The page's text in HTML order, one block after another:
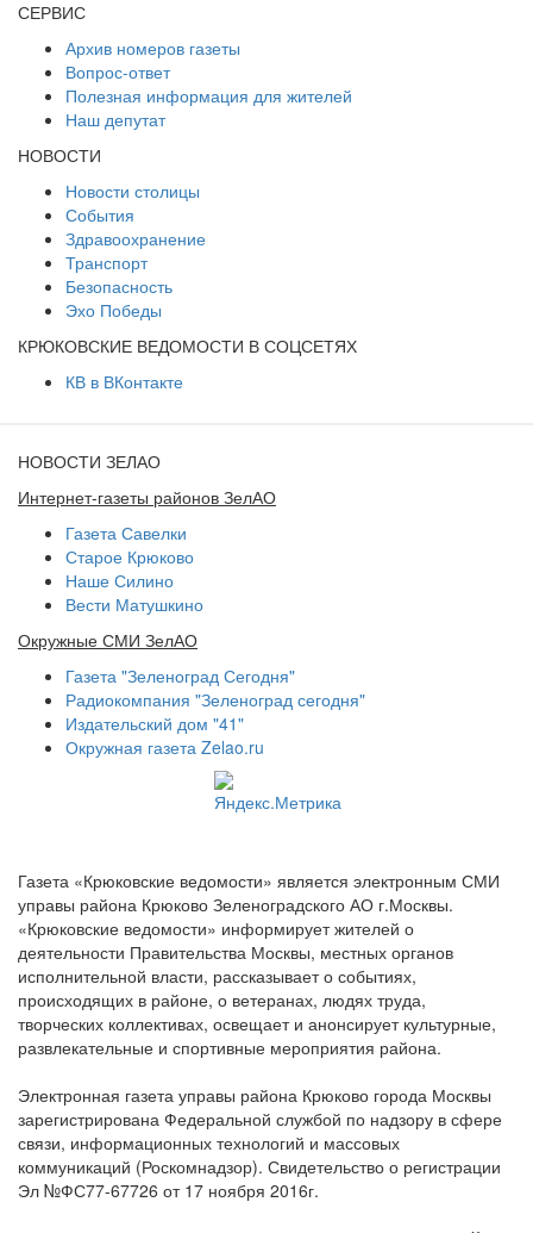
СЕРВИС
Архив номеров газеты
Вопрос-ответ
Полезная информация для жителей
Наш депутат
НОВОСТИ
Новости столицы
События
Здравоохранение
Транспорт
Безопасность
Эхо Победы
КРЮКОВСКИЕ ВЕДОМОСТИ В СОЦСЕТЯХ
КВ в ВКонтакте
НОВОСТИ ЗЕЛАО
Интернет-газеты районов ЗелАО
Газета Савелки
Старое Крюково
Наше Силино
Вести Матушкино
Окружные СМИ ЗелАО
Газета "Зеленоград Сегодня"
Радиокомпания "Зеленоград сегодня"
Издательский дом "41"
Окружная газета Zelao.ru
Газета «Крюковские ведомости» является электронным СМИ
управы района Крюково Зеленоградского АО г.Москвы.
«Крюковские ведомости» информирует жителей о
деятельности Правительства Москвы, местных органов
исполнительной власти, рассказывает о событиях,
происходящих в районе, о ветеранах, людях труда,
творческих коллективах, освещает и анонсирует культурные,
развлекательные и спортивные мероприятия района.
Электронная газета управы района Крюково города Москвы
зарегистрирована Федеральной службой по надзору в сфере
связи, информационных технологий и массовых
коммуникаций (Роскомнадзор). Свидетельство о регистрации
Эл №ФС77-67726 от 17 ноября 2016г.